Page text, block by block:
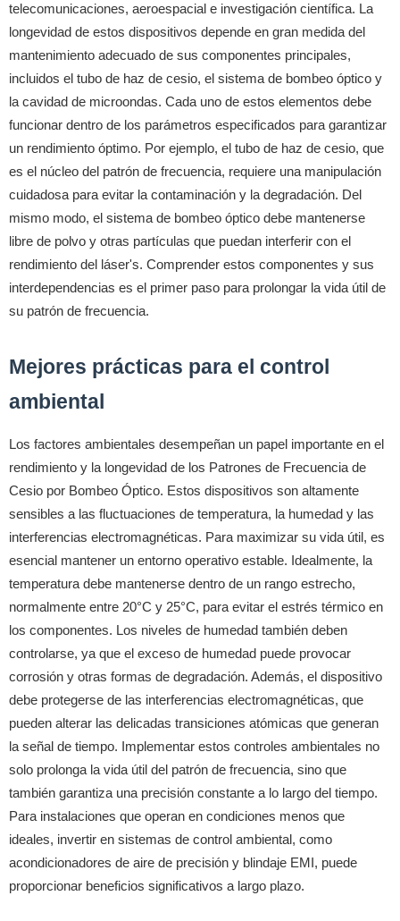
telecomunicaciones, aeroespacial e investigación científica. La
longevidad de estos dispositivos depende en gran medida del
mantenimiento adecuado de sus componentes principales,
incluidos el tubo de haz de cesio, el sistema de bombeo óptico y
la cavidad de microondas. Cada uno de estos elementos debe
funcionar dentro de los parámetros especificados para garantizar
un rendimiento óptimo. Por ejemplo, el tubo de haz de cesio, que
es el núcleo del patrón de frecuencia, requiere una manipulación
cuidadosa para evitar la contaminación y la degradación. Del
mismo modo, el sistema de bombeo óptico debe mantenerse
libre de polvo y otras partículas que puedan interferir con el
rendimiento del láser's. Comprender estos componentes y sus
interdependencias es el primer paso para prolongar la vida útil de
su patrón de frecuencia.
Mejores prácticas para el control
ambiental
Los factores ambientales desempeñan un papel importante en el
rendimiento y la longevidad de los Patrones de Frecuencia de
Cesio por Bombeo Óptico. Estos dispositivos son altamente
sensibles a las fluctuaciones de temperatura, la humedad y las
interferencias electromagnéticas. Para maximizar su vida útil, es
esencial mantener un entorno operativo estable. Idealmente, la
temperatura debe mantenerse dentro de un rango estrecho,
normalmente entre 20°C y 25°C, para evitar el estrés térmico en
los componentes. Los niveles de humedad también deben
controlarse, ya que el exceso de humedad puede provocar
corrosión y otras formas de degradación. Además, el dispositivo
debe protegerse de las interferencias electromagnéticas, que
pueden alterar las delicadas transiciones atómicas que generan
la señal de tiempo. Implementar estos controles ambientales no
solo prolonga la vida útil del patrón de frecuencia, sino que
también garantiza una precisión constante a lo largo del tiempo.
Para instalaciones que operan en condiciones menos que
ideales, invertir en sistemas de control ambiental, como
acondicionadores de aire de precisión y blindaje EMI, puede
proporcionar beneficios significativos a largo plazo.